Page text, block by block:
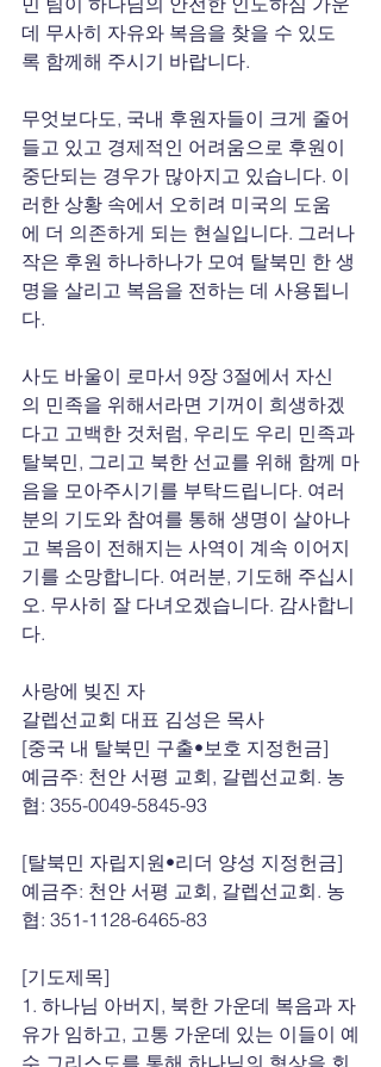
데 무사히 자유와 복음을 찾을 수 있도
록 함께해 주시기 바랍니다.
무엇보다도, 국내 후원자들이 크게 줄어
들고 있고 경제적인 어려움으로 후원이
중단되는 경우가 많아지고 있습니다. 이
러한 상황 속에서 오히려 미국의 도움
에 더 의존하게 되는 현실입니다. 그러나
작은 후원 하나하나가 모여 탈북민 한 생
명을 살리고 복음을 전하는 데 사용됩니
다.
사도 바울이 로마서 9장 3절에서 자신
의 민족을 위해서라면 기꺼이 희생하겠
다고 고백한 것처럼, 우리도 우리 민족과
탈북민, 그리고 북한 선교를 위해 함께 마
음을 모아주시기를 부탁드립니다. 여러
분의 기도와 참여를 통해 생명이 살아나
고 복음이 전해지는 사역이 계속 이어지
기를 소망합니다. 여러분, 기도해 주십시
오. 무사히 잘 다녀오겠습니다. 감사합니
다.
사랑에 빚진 자
갈렙선교회 대표 김성은 목사
[중국 내 탈북민 구출•보호 지정헌금]
예금주: 천안 서평 교회, 갈렙선교회. 농
협: 355-0049-5845-93
[탈북민 자립지원•리더 양성 지정헌금]
예금주: 천안 서평 교회, 갈렙선교회. 농
협: 351-1128-6465-83
[기도제목]
1. 하나님 아버지, 북한 가운데 복음과 자
유가 임하고, 고통 가운데 있는 이들이 예
수 그리스도를 통해 하나님의 형상을 회